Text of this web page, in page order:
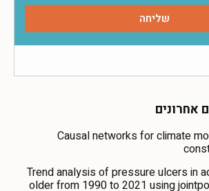
אחרונים
Causal networks for climate
Trend analysis of pressure ulcers in
older from 1990 to 2021 using